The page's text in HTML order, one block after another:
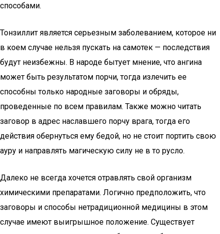
способами.
Тонзиллит является серьезным заболеванием, которое ни
в коем случае нельзя пускать на самотек — последствия
будут неизбежны. В народе бытует мнение, что ангина
может быть результатом порчи, тогда излечить ее
способны только народные заговоры и обряды,
проведенные по всем правилам. Также можно читать
заговор в адрес наславшего порчу врага, тогда его
действия обернуться ему бедой, но не стоит портить свою
ауру и направлять магическую силу не в то русло.
Далеко не всегда хочется отравлять свой организм
химическими препаратами. Логично предположить, что
заговоры и способы нетрадиционной медицины в этом
случае имеют выигрышное положение. Существует